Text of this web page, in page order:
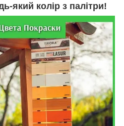
який колір з палітри!